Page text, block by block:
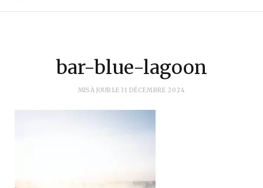
bar-blue-lagoon
MIS À JOUR LE 31 DÉCEMBRE 2024